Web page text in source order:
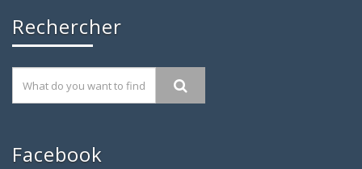
Rechercher
Facebook